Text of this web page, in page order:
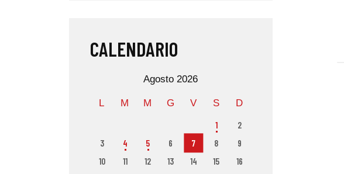
CALENDARIO
Agosto 2026
L M M G V S D
1
2
3
4 5 6 7 8
9
10
11 12 13 14 15
16